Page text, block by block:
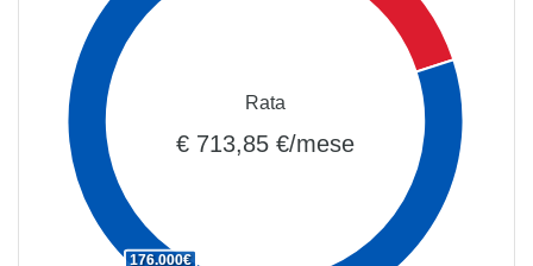
176.000€
Rata
€ 713,85 €/mese